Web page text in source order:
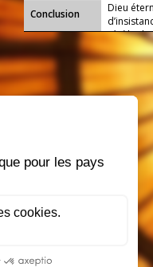
Conclusion
Dieu
révèle
erreurs,